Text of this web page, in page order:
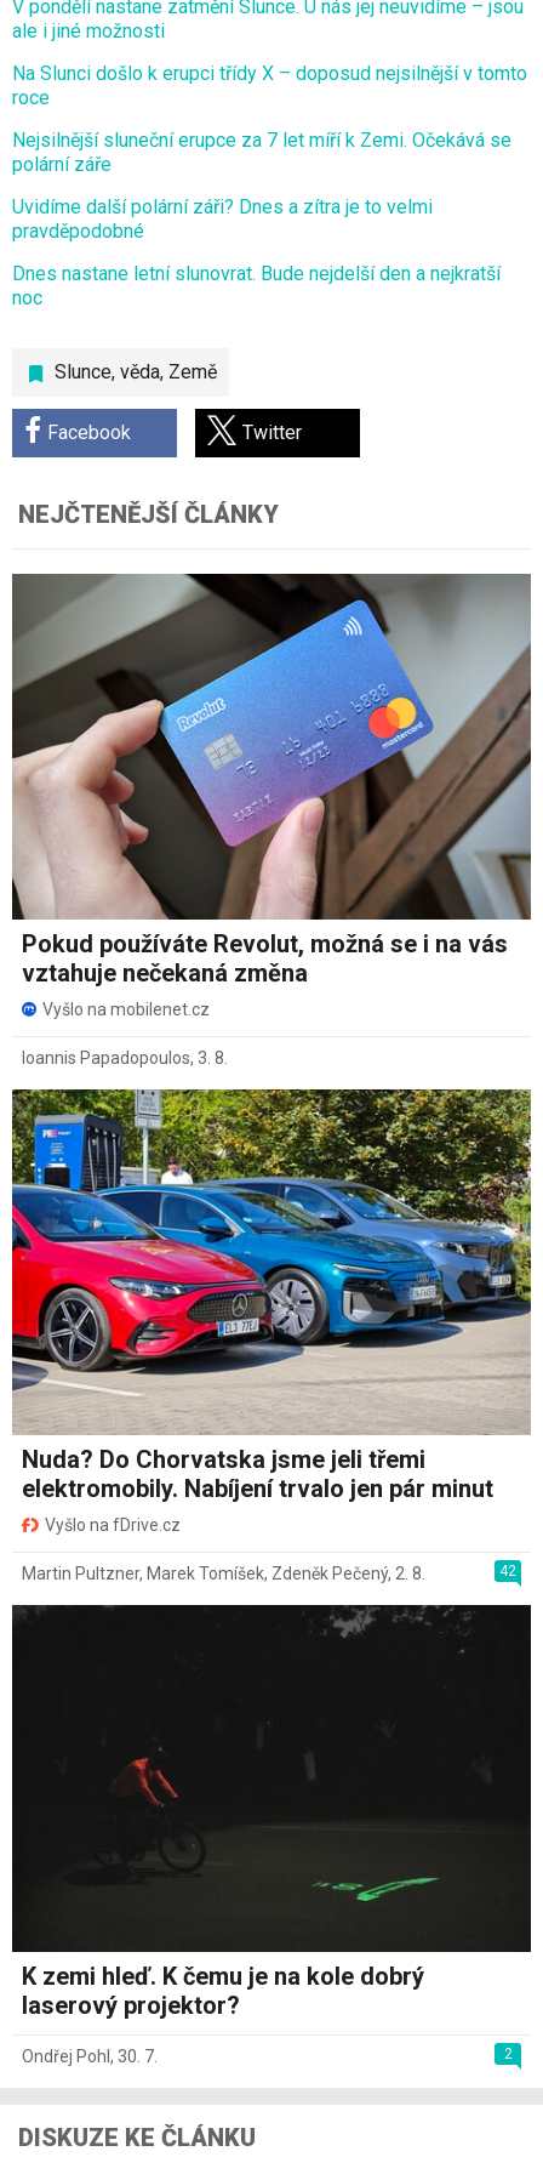
Slunce, věda, Země
Facebook Twitter
V pondělí nastane zatmění Slunce. U nás jej neuvidíme – jsou
ale i jiné možnosti
Na Slunci došlo k erupci třídy X – doposud nejsilnější v tomto
roce
Nejsilnější sluneční erupce za 7 let míří k Zemi. Očekává se
polární záře
Uvidíme další polární záři? Dnes a zítra je to velmi
pravděpodobné
Dnes nastane letní slunovrat. Bude nejdelší den a nejkratší
noc
NEJČTENĚJŠÍ ČLÁNKY
Pokud používáte Revolut, možná se i na vás
vztahuje nečekaná změna
Vyšlo na mobilenet.cz
Ioannis Papadopoulos, 3. 8.
Nuda? Do Chorvatska jsme jeli třemi
elektromobily. Nabíjení trvalo jen pár minut
Vyšlo na fDrive.cz
42
Martin Pultzner, Marek Tomíšek, Zdeněk Pečený, 2. 8.
K zemi hleď. K čemu je na kole dobrý
laserový projektor?
2
Ondřej Pohl, 30. 7.
DISKUZE KE ČLÁNKU